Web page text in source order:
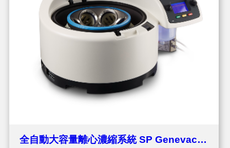
全自動大容量離心濃縮系統 SP Genevac